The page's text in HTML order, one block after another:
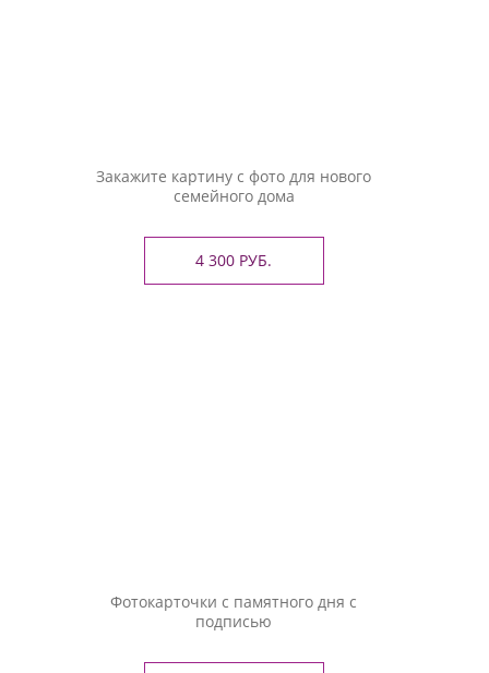
Закажите картину с фото для нового
семейного дома
4 300 РУБ.
Фотокарточки с памятного дня с
подписью